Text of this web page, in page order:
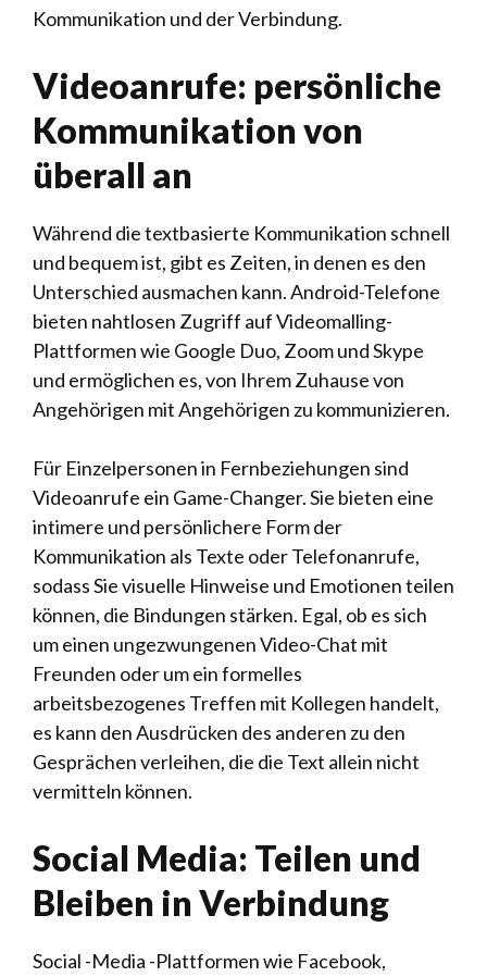
Kommunikation und der Verbindung.
Videoanrufe: persönliche
Kommunikation von
überall an
Während die textbasierte Kommunikation schnell
und bequem ist, gibt es Zeiten, in denen es den
Unterschied ausmachen kann. Android-Telefone
bieten nahtlosen Zugriff auf Videomalling-
Plattformen wie Google Duo, Zoom und Skype
und ermöglichen es, von Ihrem Zuhause von
Angehörigen mit Angehörigen zu kommunizieren.
Für Einzelpersonen in Fernbeziehungen sind
Videoanrufe ein Game-Changer. Sie bieten eine
intimere und persönlichere Form der
Kommunikation als Texte oder Telefonanrufe,
sodass Sie visuelle Hinweise und Emotionen teilen
können, die Bindungen stärken. Egal, ob es sich
um einen ungezwungenen Video-Chat mit
Freunden oder um ein formelles
arbeitsbezogenes Treffen mit Kollegen handelt,
es kann den Ausdrücken des anderen zu den
Gesprächen verleihen, die die Text allein nicht
vermitteln können.
Social Media: Teilen und
Bleiben in Verbindung
Social -Media -Plattformen wie Facebook,